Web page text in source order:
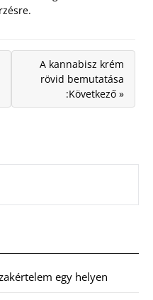
A kannabisz krém
rövid bemutatása
:Következő »
egy helyen